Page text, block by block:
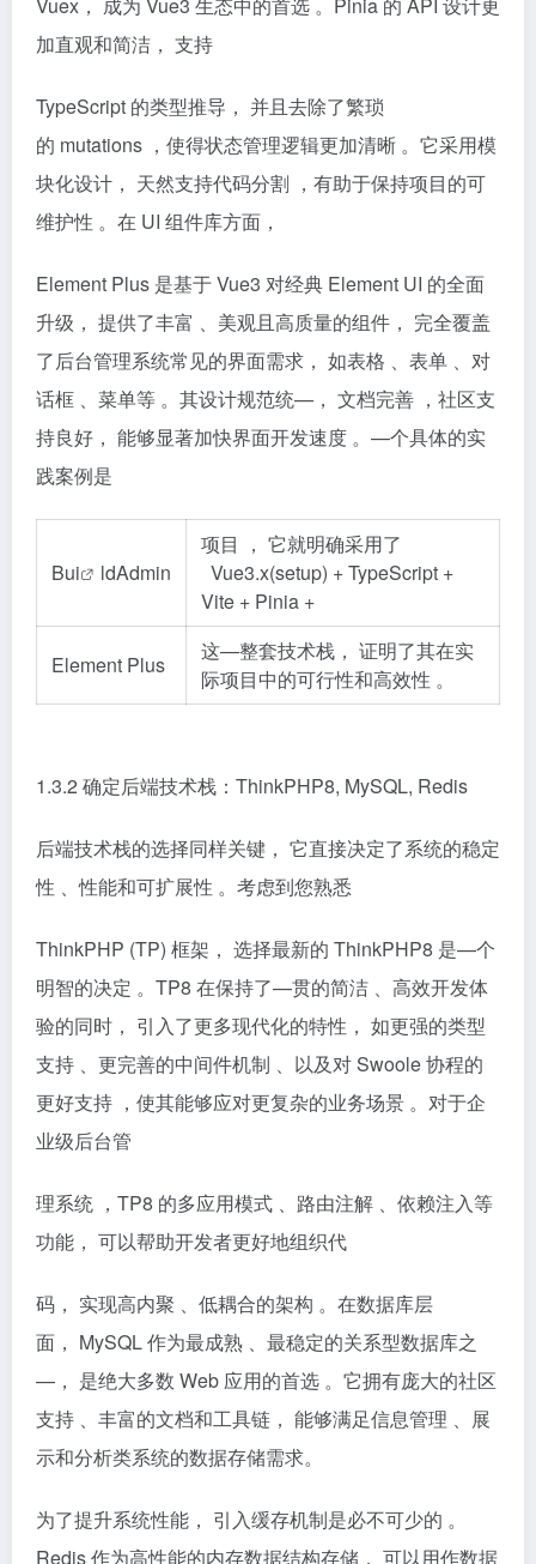
加直观和简洁， 支持
TypeScript 的类型推导， 并且去除了繁琐
的 mutations ，使得状态管理逻辑更加清晰 。它采用模
块化设计， 天然支持代码分割 ，有助于保持项目的可
维护性 。在 UI 组件库方面，
Element Plus 是基于 Vue3 对经典 Element UI 的全面
升级， 提供了丰富 、美观且高质量的组件， 完全覆盖
了后台管理系统常见的界面需求， 如表格 、表单 、对
话框 、菜单等 。其设计规范统—， 文档完善 ，社区支
持良好， 能够显著加快界面开发速度 。—个具体的实
践案例是
Bui ldAdmin
项目 ， 它就明确采用了
Vue3.x(setup) + TypeScript +
Vite + Pinia +
Element Plus
这—整套技术栈， 证明了其在实
际项目中的可行性和高效性 。
1.3.2 确定后端技术栈：ThinkPHP8, MySQL, Redis
后端技术栈的选择同样关键， 它直接决定了系统的稳定
性 、性能和可扩展性 。考虑到您熟悉
ThinkPHP (TP) 框架， 选择最新的 ThinkPHP8 是—个
明智的决定 。TP8 在保持了—贯的简洁 、高效开发体
验的同时， 引入了更多现代化的特性， 如更强的类型
支持 、更完善的中间件机制 、以及对 Swoole 协程的
更好支持 ，使其能够应对更复杂的业务场景 。对于企
业级后台管
理系统 ，TP8 的多应用模式 、路由注解 、依赖注入等
功能， 可以帮助开发者更好地组织代
码， 实现高内聚 、低耦合的架构 。在数据库层
面， MySQL 作为最成熟 、最稳定的关系型数据库之
—， 是绝大多数 Web 应用的首选 。它拥有庞大的社区
支持 、丰富的文档和工具链， 能够满足信息管理 、展
示和分析类系统的数据存储需求。
为了提升系统性能， 引入缓存机制是必不可少的 。
Redis 作为高性能的内存数据结构存储， 可以用作数据